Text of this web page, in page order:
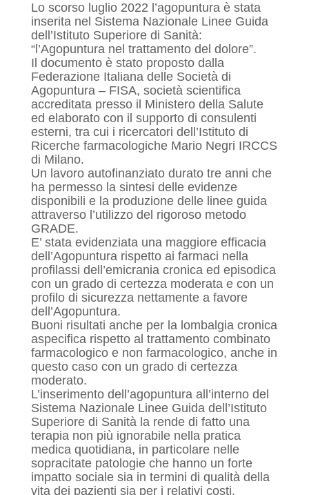
Lo scorso luglio 2022 l’agopuntura è stata
inserita nel Sistema Nazionale Linee Guida
dell’Istituto Superiore di Sanità:
“l’Agopuntura nel trattamento del dolore”.
Il documento è stato proposto dalla
Federazione Italiana delle Società di
Agopuntura – FISA, società scientifica
accreditata presso il Ministero della Salute
ed elaborato con il supporto di consulenti
esterni, tra cui i ricercatori dell’Istituto di
Ricerche farmacologiche Mario Negri IRCCS
di Milano.
Un lavoro autofinanziato durato tre anni che
ha permesso la sintesi delle evidenze
disponibili e la produzione delle linee guida
attraverso l’utilizzo del rigoroso metodo
GRADE.
E’ stata evidenziata una maggiore efficacia
dell’Agopuntura rispetto ai farmaci nella
profilassi dell’emicrania cronica ed episodica
con un grado di certezza moderata e con un
profilo di sicurezza nettamente a favore
dell’Agopuntura.
Buoni risultati anche per la lombalgia cronica
aspecifica rispetto al trattamento combinato
farmacologico e non farmacologico, anche in
questo caso con un grado di certezza
moderato.
L’inserimento dell’agopuntura all’interno del
Sistema Nazionale Linee Guida dell’Istituto
Superiore di Sanità la rende di fatto una
terapia non più ignorabile nella pratica
medica quotidiana, in particolare nelle
sopracitate patologie che hanno un forte
impatto sociale sia in termini di qualità della
vita dei pazienti sia per i relativi costi.